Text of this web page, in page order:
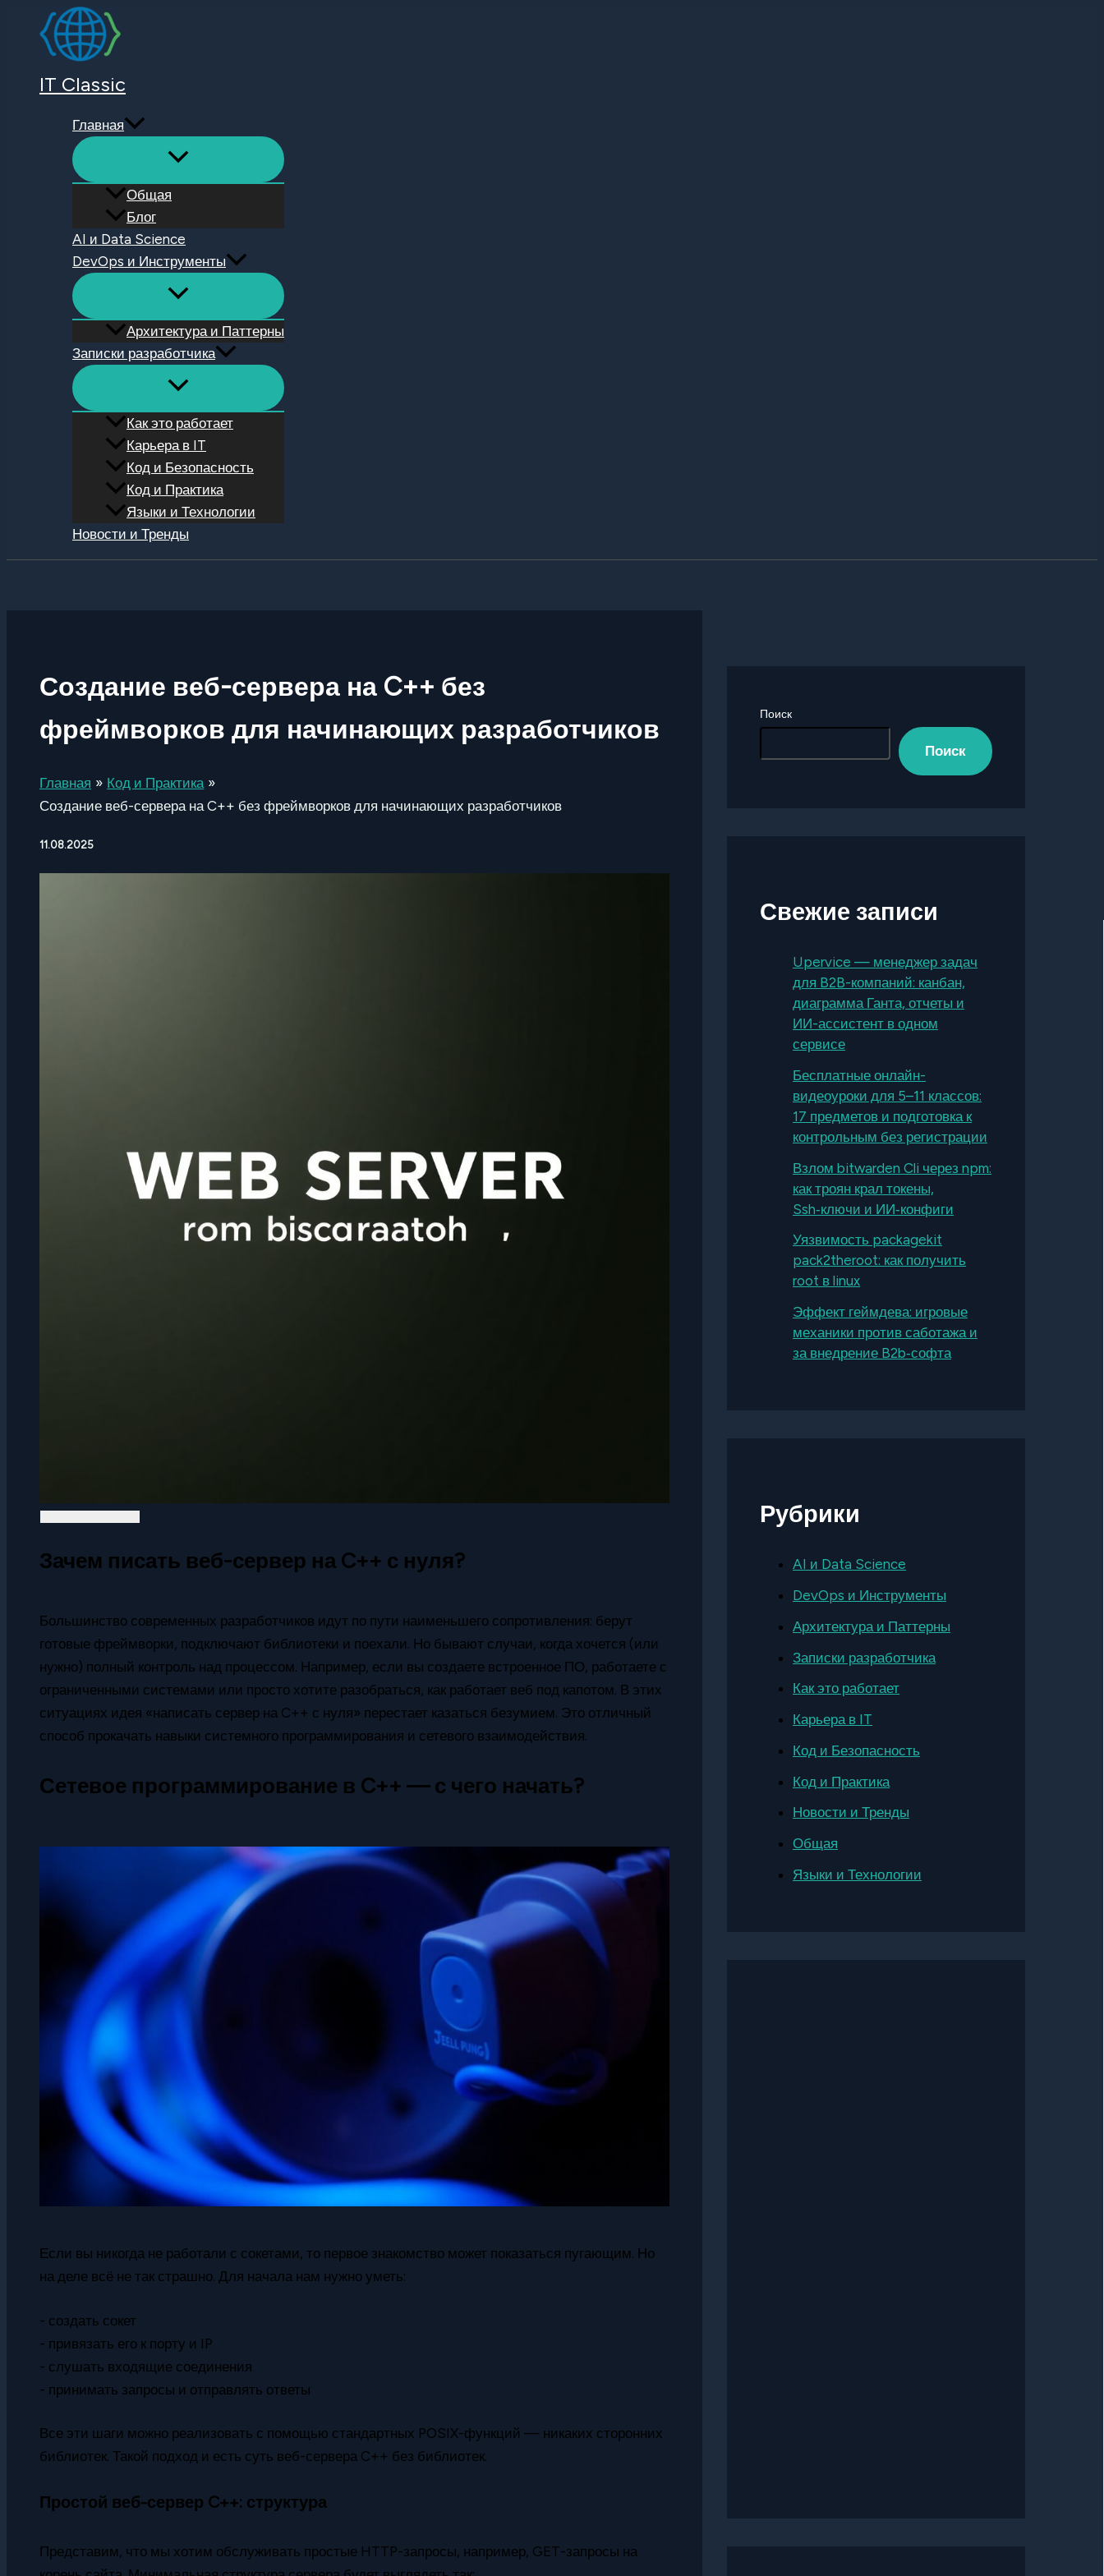
Перейти
содержимому
IT Classic
Главная
Общая
Блог
AI и Data Science
DevOps и Инструменты
Архитектура и Паттерны
Записки разработчика
Как это работает
Карьера в IT
Код и Безопасность
Код и Практика
Языки и Технологии
Новости и Тренды
Создание веб-сервера на C++ без
фреймворков для начинающих разработчиков
Главная
Код и Практика
Создание веб-сервера на C++ без фреймворков для начинающих разработчиков
11.08.2025
Зачем писать веб-сервер на C++ с нуля?
Большинство современных разработчиков идут по пути наименьшего сопротивления: берут
готовые фреймворки, подключают библиотеки и поехали. Но бывают случаи, когда хочется (или
нужно) полный контроль над процессом. Например, если вы создаете встроенное ПО, работаете с
ограниченными системами или просто хотите разобраться, как работает веб под капотом. В этих
ситуациях идея «написать сервер на C++ с нуля» перестает казаться безумием. Это отличный
способ прокачать навыки системного программирования и сетевого взаимодействия.
Сетевое программирование в C++ — с чего начать?
Если вы никогда не работали с сокетами, то первое знакомство может показаться пугающим. Но
на деле всё не так страшно. Для начала нам нужно уметь:
- создать сокет
- привязать его к порту и IP
- слушать входящие соединения
- принимать запросы и отправлять ответы
Все эти шаги можно реализовать с помощью стандартных POSIX-функций — никаких сторонних
библиотек. Такой подход и есть суть веб-сервера C++ без библиотек.
Простой веб-сервер C++: структура
Представим, что мы хотим обслуживать простые HTTP-запросы, например, GET-запросы на
Поиск
Поиск
Свежие записи
Upervice — менеджер задач
для B2B-компаний: канбан,
диаграмма Ганта, отчеты и
ИИ-ассистент в одном
сервисе
Бесплатные онлайн-
видеоуроки для 5–11 классов:
17 предметов и подготовка к
контрольным без регистрации
Взлом bitwarden Cli через npm:
как троян крал токены,
Ssh‑ключи и ИИ‑конфиги
Уязвимость packagekit
pack2theroot: как получить
root в linux
Эффект геймдева: игровые
механики против саботажа и
за внедрение B2b‑софта
Рубрики
AI и Data Science
DevOps и Инструменты
Архитектура и Паттерны
Записки разработчика
Как это работает
Карьера в IT
Код и Безопасность
Код и Практика
Новости и Тренды
Общая
Языки и Технологии